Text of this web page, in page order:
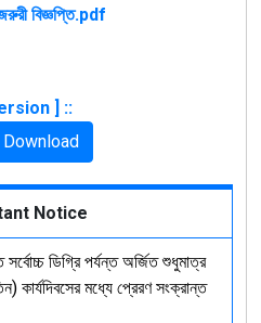
] ::
Download
Notice
ডিগ্রি পর্যন্ত অর্জিত শুধুমাত্র
কার্যদিবসের মধ্যে প্রেরণ সংক্রান্ত